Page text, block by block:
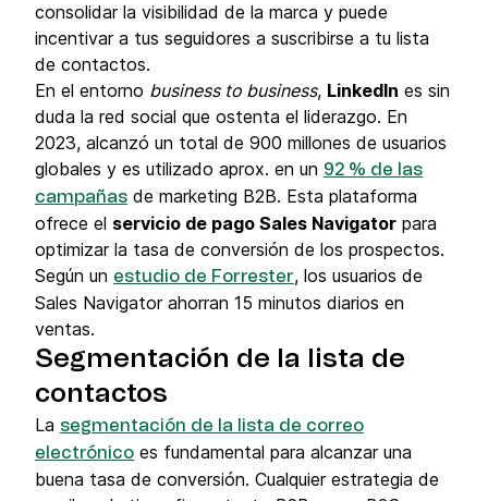
consolidar la visibilidad de la marca y puede
incentivar a tus seguidores a suscribirse a tu lista
de contactos.
En el entorno business to business, LinkedIn es sin
duda la red social que ostenta el liderazgo. En
2023, alcanzó un total de 900 millones de usuarios
globales y es utilizado aprox. en un 92 % de las
campañas de marketing B2B. Esta plataforma
ofrece el servicio de pago Sales Navigator para
optimizar la tasa de conversión de los prospectos.
Según un estudio de Forrester, los usuarios de
Sales Navigator ahorran 15 minutos diarios en
ventas.
Segmentación de la lista de
contactos
La segmentación de la lista de correo
electrónico es fundamental para alcanzar una
buena tasa de conversión. Cualquier estrategia de